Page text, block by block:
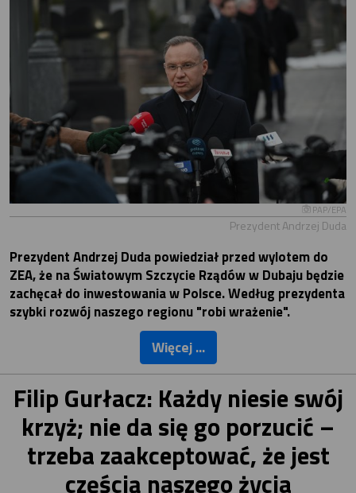
PAP/EPA
Prezydent Andrzej Duda
Prezydent Andrzej Duda powiedział przed wylotem do
ZEA, że na Światowym Szczycie Rządów w Dubaju będzie
zachęcał do inwestowania w Polsce. Według prezydenta
szybki rozwój naszego regionu "robi wrażenie".
Więcej ...
Filip Gurłacz: Każdy niesie swój
krzyż; nie da się go porzucić –
trzeba zaakceptować, że jest
częścią naszego życia